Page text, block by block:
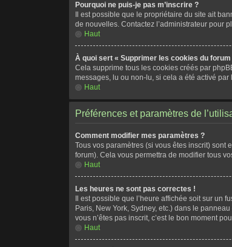
Pourquoi ne puis-je pas m’inscrire ?
Il est possible que le propriétaire du site ait
de nouvelles. Contactez l’administrateur pour
Haut
À quoi sert « Supprimer les cookies du forum
Cela supprime tous les cookies créés par
messages, lu ou non-lu, si cela a été activé
Haut
Préférences et paramètres de
Comment modifier mes paramètres ?
Tous vos paramètres (si vous êtes inscrit)
forum). Cela vous permettra de modifier tous
Haut
Les heures ne sont pas correctes !
Il est possible que l’heure affichée soit sur
Paris, New York, Sydney, etc.) dans le
vous n’êtes pas inscrit, c’est le bon moment
Haut